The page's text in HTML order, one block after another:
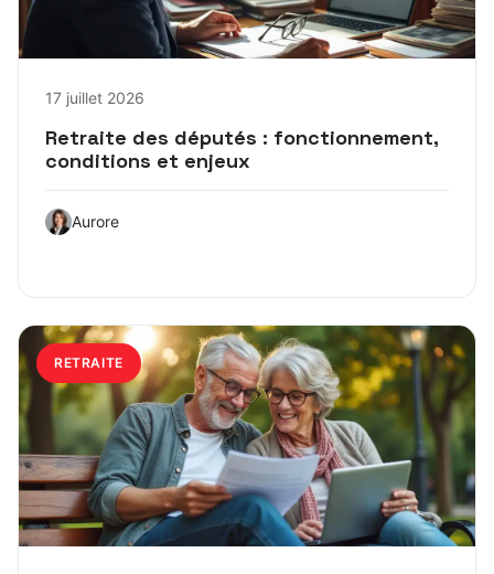
17 juillet 2026
Retraite des députés : fonctionnement,
conditions et enjeux
Aurore
RETRAITE